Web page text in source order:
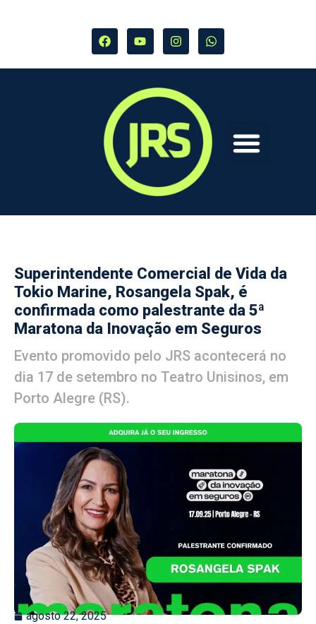
Superintendente Comercial de Vida da
Tokio Marine, Rosangela Spak, é
confirmada como palestrante da 5ª
Maratona da Inovação em Seguros
Evento promovido pelo JRS acontecerá no
dia 17 de setembro no Teatro Unisinos, em
Porto Alegre (RS).
agosto 22, 2025